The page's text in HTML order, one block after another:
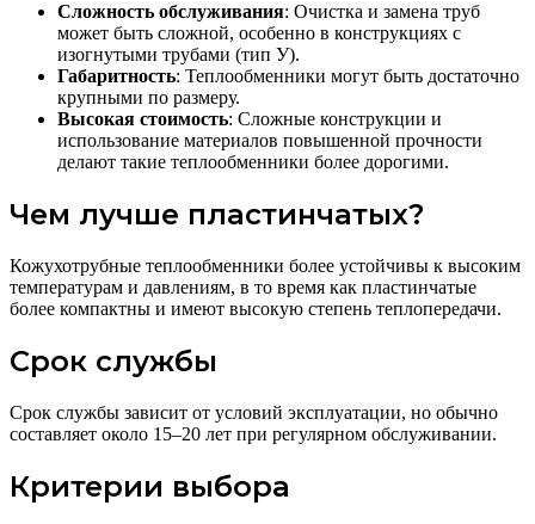
Сложность обслуживания: Очистка и замена труб
может быть сложной, особенно в конструкциях с
изогнутыми трубами (тип У).
Габаритность: Теплообменники могут быть достаточно
крупными по размеру.
Высокая стоимость: Сложные конструкции и
использование материалов повышенной прочности
делают такие теплообменники более дорогими.
Чем лучше пластинчатых?
Кожухотрубные теплообменники более устойчивы к высоким
температурам и давлениям, в то время как пластинчатые
более компактны и имеют высокую степень теплопередачи.
Срок службы
Срок службы зависит от условий эксплуатации, но обычно
составляет около 15–20 лет при регулярном обслуживании.
Критерии выбора